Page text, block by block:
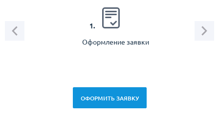
1.
Оформление заявки
ОФОРМИТЬ ЗАЯВКУ